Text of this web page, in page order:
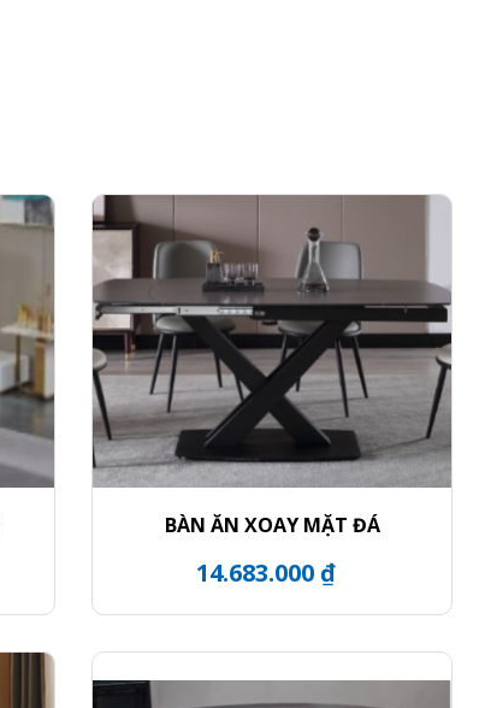
BÀN ĂN XOAY MẶT ĐÁ
14.683.000 ₫